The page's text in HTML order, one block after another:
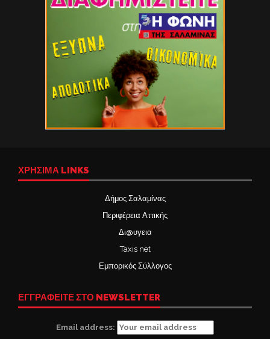
ΧΡΉΣΙΜΑ LINKS
Δήμος Σαλαμίνας
Περιφέρεια Αττικής
Δι@υγεια
Taxis net
Εμπορικός Σύλλογος
ΕΓΓΡΑΦΕΙΤΕ ΣΤΟ NEWSLETTER
Email address: